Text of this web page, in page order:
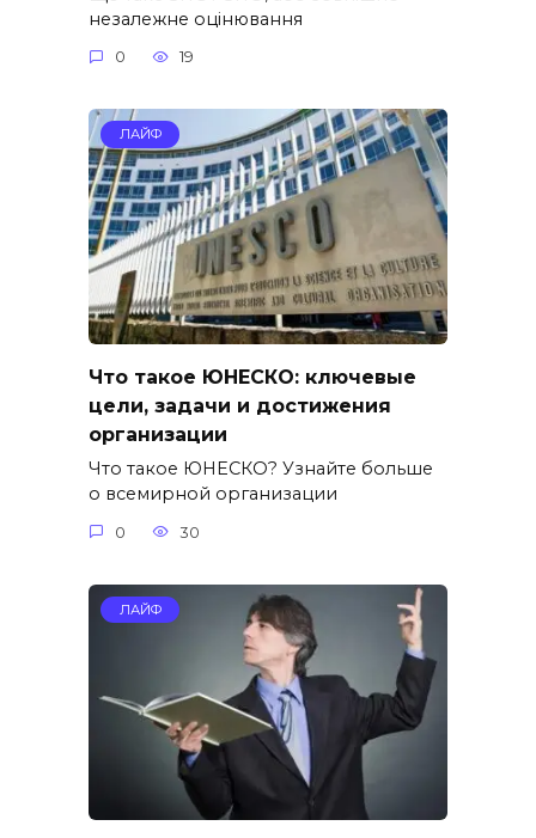
незалежне оцінювання
0 19
ЛАЙФ
Что такое ЮНЕСКО: ключевые
цели, задачи и достижения
организации
Что такое ЮНЕСКО? Узнайте больше
о всемирной организации
0 30
ЛАЙФ